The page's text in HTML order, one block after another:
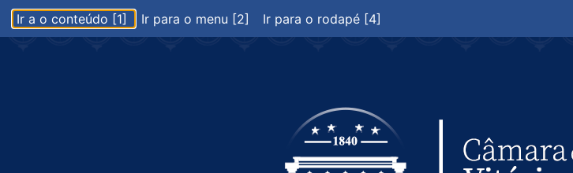
Ir a o conteúdo [1] Ir para o menu [2] Ir para o rodapé [4]